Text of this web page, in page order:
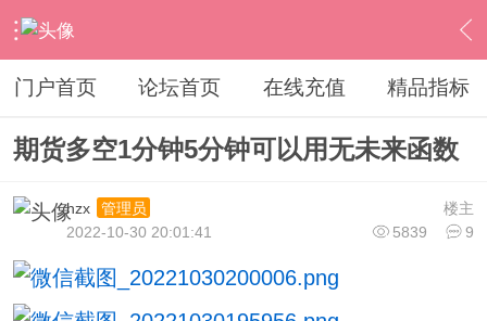
› 通达信指标公式 › 期指外汇 › 内容
门户首页 论坛首页 在线充值 精品指标
期货多空1分钟5分钟可以用无未来函数
楼主
hzx
管理员
5839
9
2022-10-30 20:01:41